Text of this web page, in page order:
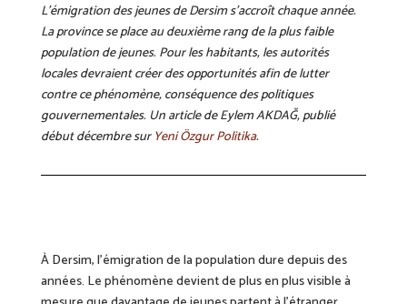
L’émigration des jeunes de Dersim s’accroît chaque année.
La province se place au deuxième rang de la plus faible
population de jeunes. Pour les habitants, les autorités
locales devraient créer des opportunités afin de lutter
contre ce phénomène, conséquence des politiques
gouvernementales. Un article de Eylem AKDAĞ​​​​​​​, publié
début décembre surYeni Özgur Politika.
À Dersim, l’émigration de la population dure depuis des
années. Le phénomène devient de plus en plus visible à